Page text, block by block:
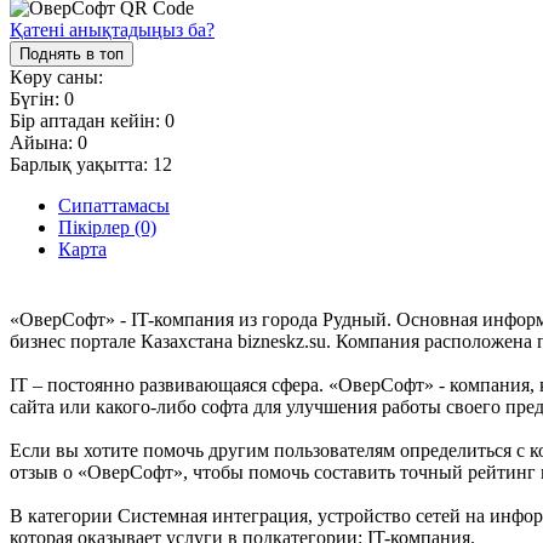
Қатені анықтадыңыз ба?
Поднять в топ
Көру саны:
Бүгін: 0
Бір аптадан кейін: 0
Айына: 0
Барлық уақытта: 12
Сипаттамасы
Пікірлер (0)
Карта
«ОверСофт» - IT-компания из города Рудный. Основная
бизнес портале Казахстана bizneskz.su. Компания
IT – постоянно развивающаяся сфера. «ОверСофт» - компания,
сайта или какого-либо софта для улучшения работы своего
Если вы хотите помочь другим пользователям определиться с
отзыв о «ОверСофт», чтобы помочь составить точный рейтинг
В категории Системная интеграция, устройство сетей на
которая оказывает услуги в подкатегории: IT-компания.